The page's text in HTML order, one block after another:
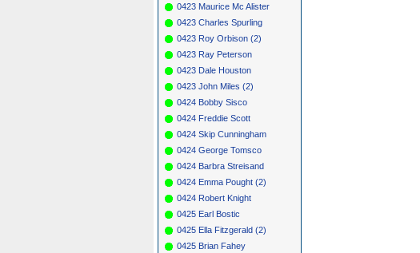
0423 Maurice Mc Alister
0423 Charles Spurling
0423 Roy Orbison (2)
0423 Ray Peterson
0423 Dale Houston
0423 John Miles (2)
0424 Bobby Sisco
0424 Freddie Scott
0424 Skip Cunningham
0424 George Tomsco
0424 Barbra Streisand
0424 Emma Pought (2)
0424 Robert Knight
0425 Earl Bostic
0425 Ella Fitzgerald (2)
0425 Brian Fahey